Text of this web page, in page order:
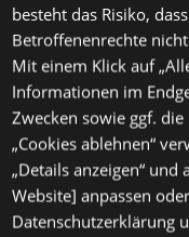
besteht das Risiko,
Betroffenenrechte
Mit einem Klick auf
Informationen im
Zwecken sowie ggf.
„Cookies ablehnen“
„Details anzeigen“
Website] anpassen
Datenschutzerklärung